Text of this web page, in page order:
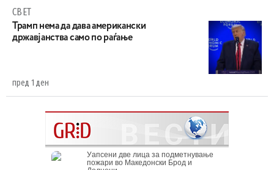
СВЕТ
Трамп нема да дава американски
државјанства само по раѓање
пред 1 ден